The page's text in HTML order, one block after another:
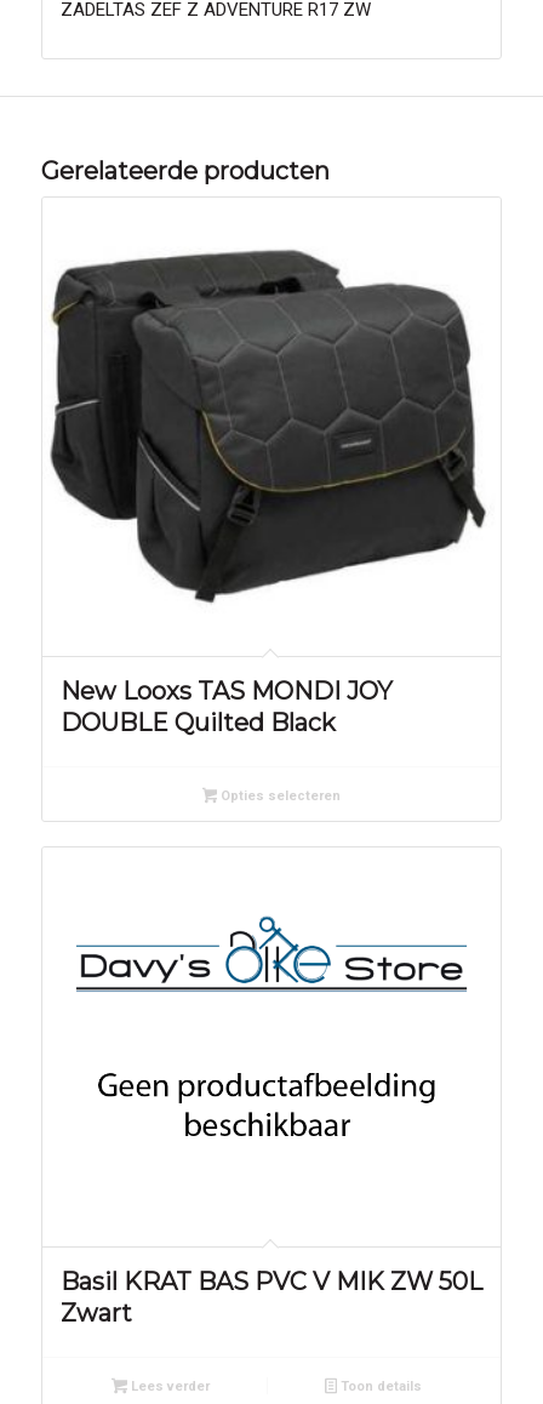
ZADELTAS ZEF Z ADVENTURE R17 ZW
Gerelateerde producten
New Looxs TAS MONDI JOY
DOUBLE Quilted Black
Opties selecteren
Basil KRAT BAS PVC V MIK ZW 50L
Zwart
Lees verder Toon details